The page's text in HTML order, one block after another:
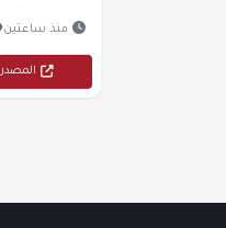
منذ ساعتين
المصدر